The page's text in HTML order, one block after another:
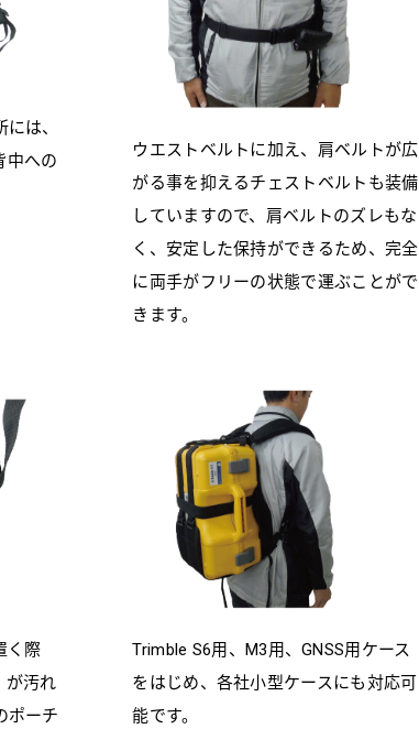
は、
中への
ウエストベルトに加え、肩ベルトが広
がる事を抑えるチェストベルトも装備
していますので、肩ベルトのズレもな
く、安定した保持ができるため、完全
に両手がフリーの状態で運ぶことがで
きます。
く際
が汚れ
ポーチ
Trimble S6用、M3用、GNSS用ケース
をはじめ、各社小型ケースにも対応可
能です。